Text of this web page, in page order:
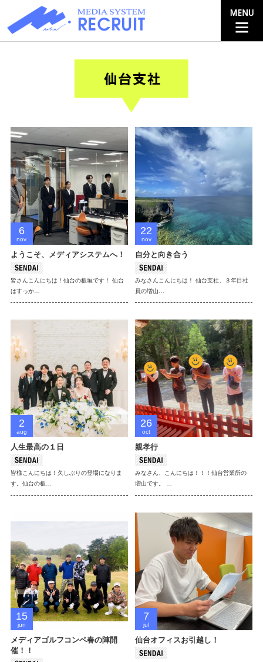
6
nov
ようこそ、メディアシステムへ！
皆さんこんにちは！仙台の板垣です！ 仙台
はすっか…
22
nov
自分と向き合う
みなさんこんにちは！ 仙台支社、３年目社
員の増山…
2
aug
人生最高の１日
皆様こんにちは！久しぶりの登場になりま
す。仙台の板…
26
oct
親孝行
みなさん、こんにちは！！！仙台営業所の
増山です。 …
15
jun
メディアゴルフコンペ春の陣開
催！！
7
jul
仙台オフィスお引越し！